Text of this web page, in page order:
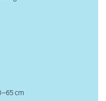
cm